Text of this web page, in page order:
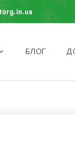
БЛОГ